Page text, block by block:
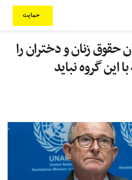
حمایت
حقوق زنان و دختران را
این گروه نباید